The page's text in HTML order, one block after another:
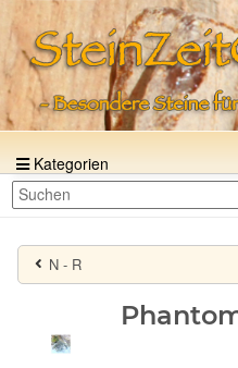
Kategorien
N - R